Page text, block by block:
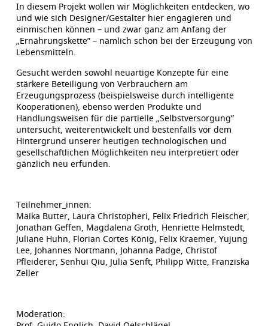
In diesem Projekt wollen wir Möglichkeiten entdecken, wo
und wie sich Designer/Gestalter hier engagieren und
einmischen können – und zwar ganz am Anfang der
„Ernährungskette” – nämlich schon bei der Erzeugung von
Lebensmitteln.
Gesucht werden sowohl neuartige Konzepte für eine
stärkere Beteiligung von Verbrauchern am
Erzeugungsprozess (beispielsweise durch intelligente
Kooperationen), ebenso werden Produkte und
Handlungsweisen für die partielle „Selbstversorgung”
untersucht, weiterentwickelt und bestenfalls vor dem
Hintergrund unserer heutigen technologischen und
gesellschaftlichen Möglichkeiten neu interpretiert oder
gänzlich neu erfunden.
Teilnehmer_innen:
Maika Butter, Laura Christopheri, Felix Friedrich Fleischer,
Jonathan Geffen, Magdalena Groth, Henriette Helmstedt,
Juliane Huhn, Florian Cortes König, Felix Kraemer, Yujung
Lee, Johannes Nortmann, Johanna Padge, Christof
Pfleiderer, Senhui Qiu, Julia Senft, Philipp Witte, Franziska
Zeller
Moderation: